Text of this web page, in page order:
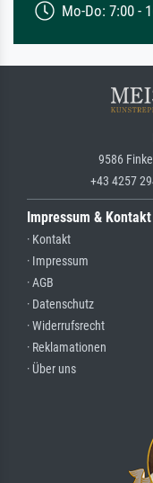
Mo-Do: 7:00 -
9586
+43 4257
Impressum & Kontakt
· Kontakt
· Impressum
· AGB
· Datenschutz
· Widerrufsrecht
· Reklamationen
· Über uns